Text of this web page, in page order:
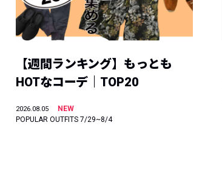
【週間ランキング】もっとも
HOTなコーデ｜TOP20
2026.08.05
NEW
POPULAR OUTFITS 7/29~8/4